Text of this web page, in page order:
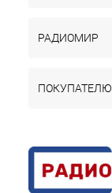
РАДИОМИР
ПОКУПАТЕЛЮ